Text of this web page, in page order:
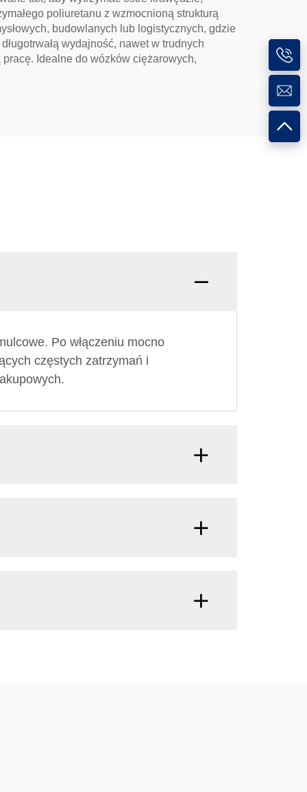
poliuretanu z wzmocnioną strukturą
budowlanych lub logistycznych, gdzie
wydajność, nawet w trudnych
Idealne do wózków ciężarowych,
Po włączeniu mocno
częstych zatrzymań i